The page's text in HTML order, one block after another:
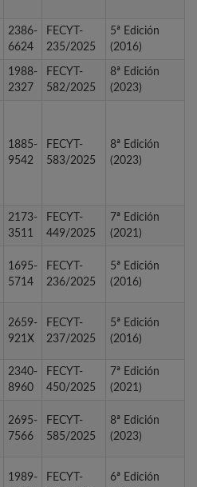
2386-
6624
FECYT-
235/2025
5ª Edición
(2016)
1988-
2327
FECYT-
582/2025
8ª Edición
(2023)
1885-
9542
FECYT-
583/2025
8ª Edición
(2023)
2173-
3511
FECYT-
449/2025
7ª Edición
(2021)
1695-
5714
FECYT-
236/2025
5ª Edición
(2016)
2659-
921X
FECYT-
237/2025
5ª Edición
(2016)
2340-
8960
FECYT-
450/2025
7ª Edición
(2021)
2695-
7566
FECYT-
585/2025
8ª Edición
(2023)
1989-
FECYT-
6ª Edición